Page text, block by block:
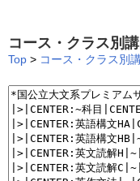
コース・クラス別
Top > コース・クラス別